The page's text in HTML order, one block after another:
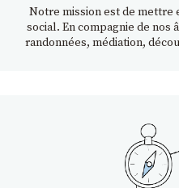
Notre mission est de mettre
social. En compagnie de nos
randonnées, médiation,